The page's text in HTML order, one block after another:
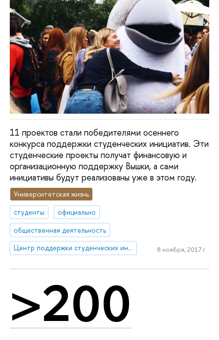
11 проектов стали победителями осеннего
конкурса поддержки студенческих инициатив. Эти
студенческие проекты получат финансовую и
организационную поддержку Вышки, а сами
инициативы будут реализованы уже в этом году.
Университетская жизнь
студенты
официально
общественная деятельность
Центр поддержки студенческих инициатив НИУ ВШЭ
8 ноября, 2017 г.
>200